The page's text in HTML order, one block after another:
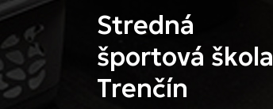
Stredná
športová škola
Trenčín